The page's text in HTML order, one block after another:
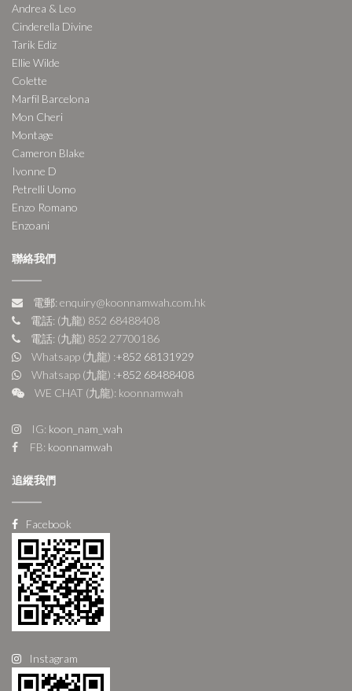
Andrea & Leo
Cinderella Divine
Tarik Ediz
Ellie Wilde
Colette
Marfil Barcelona
Mon Cheri
Montage
Cameron Blake
Ivonne D
Petrelli Uomo
Enzo Romano
Enzoani
聯絡我們
電郵: enquiry@koonnamwah.com.hk
電話: (九龍) 852 68488408
電話: (九龍) 852 27700186
Whatsapp (九龍) :+852 68131929
Whatsapp (九龍) :+852 68488408
WE CHAT (九龍): koonnamwah
IG: koon_nam_wah
FB: koonnamwah
追縱我們
Facebook
Instagram